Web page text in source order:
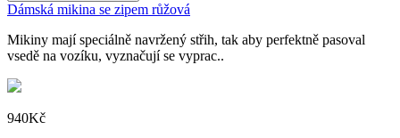
Dámská mikina se zipem růžová
Mikiny mají speciálně navržený střih, tak aby perfektně pasoval
vsedě na vozíku, vyznačují se vyprac..
940Kč